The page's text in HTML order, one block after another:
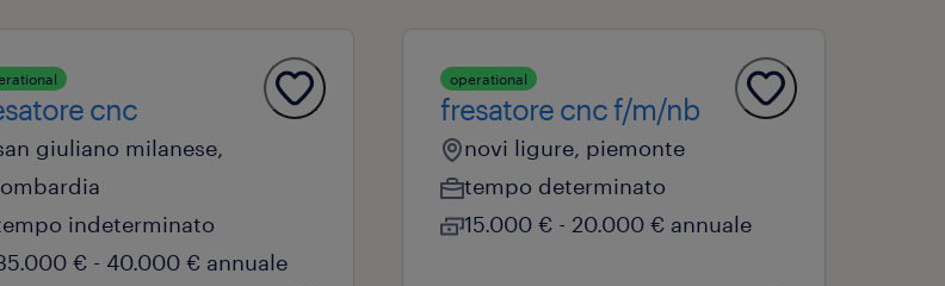
cnc
giuliano milanese,
indeterminato
€ - 40.000 € annuale
operational
fresatore cnc f/m/nb
novi ligure, piemonte
tempo determinato
15.000 € - 20.000 € annuale